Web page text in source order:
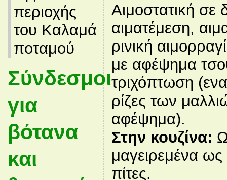
περιοχής
του Καλαμά
ποταμού
Σύνδεσμοι
για
βότανα
και
Αιμοστατική σε
αιματέμεση,
ρινική
με αφέψημα
τριχόπτωση
ρίζες των
αφέψημα).
Στην κουζίνα:
μαγειρεμένα
πίτες.